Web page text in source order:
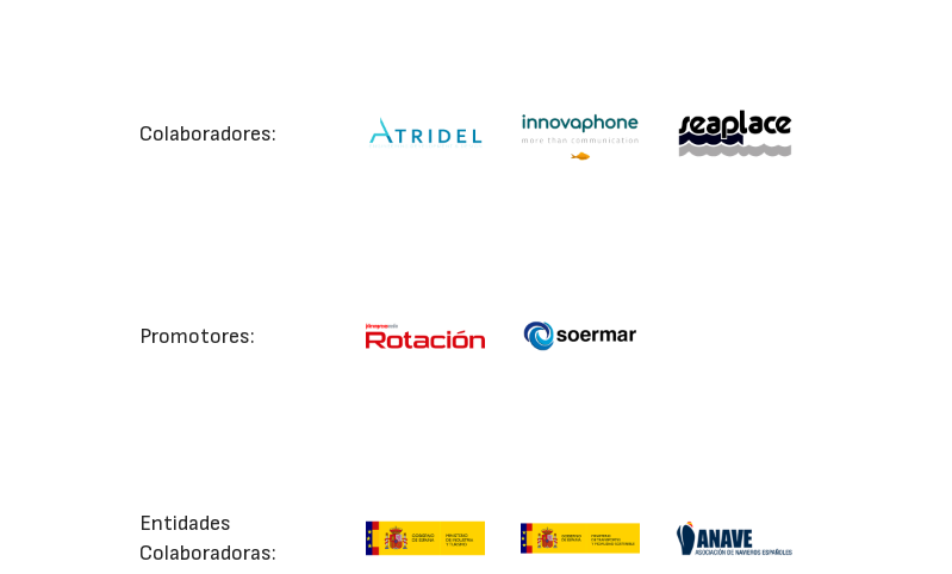
Colaboradores:
Promotores:
Entidades
Colaboradoras: